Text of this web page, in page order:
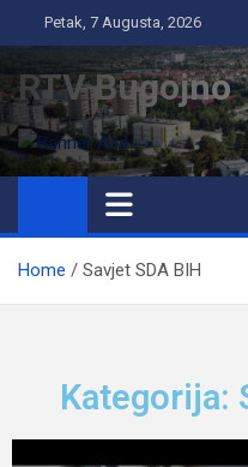
Petak, 7 Augusta, 2026
RTV Bugojno
Home Savjet SDA BIH
Kategorija: